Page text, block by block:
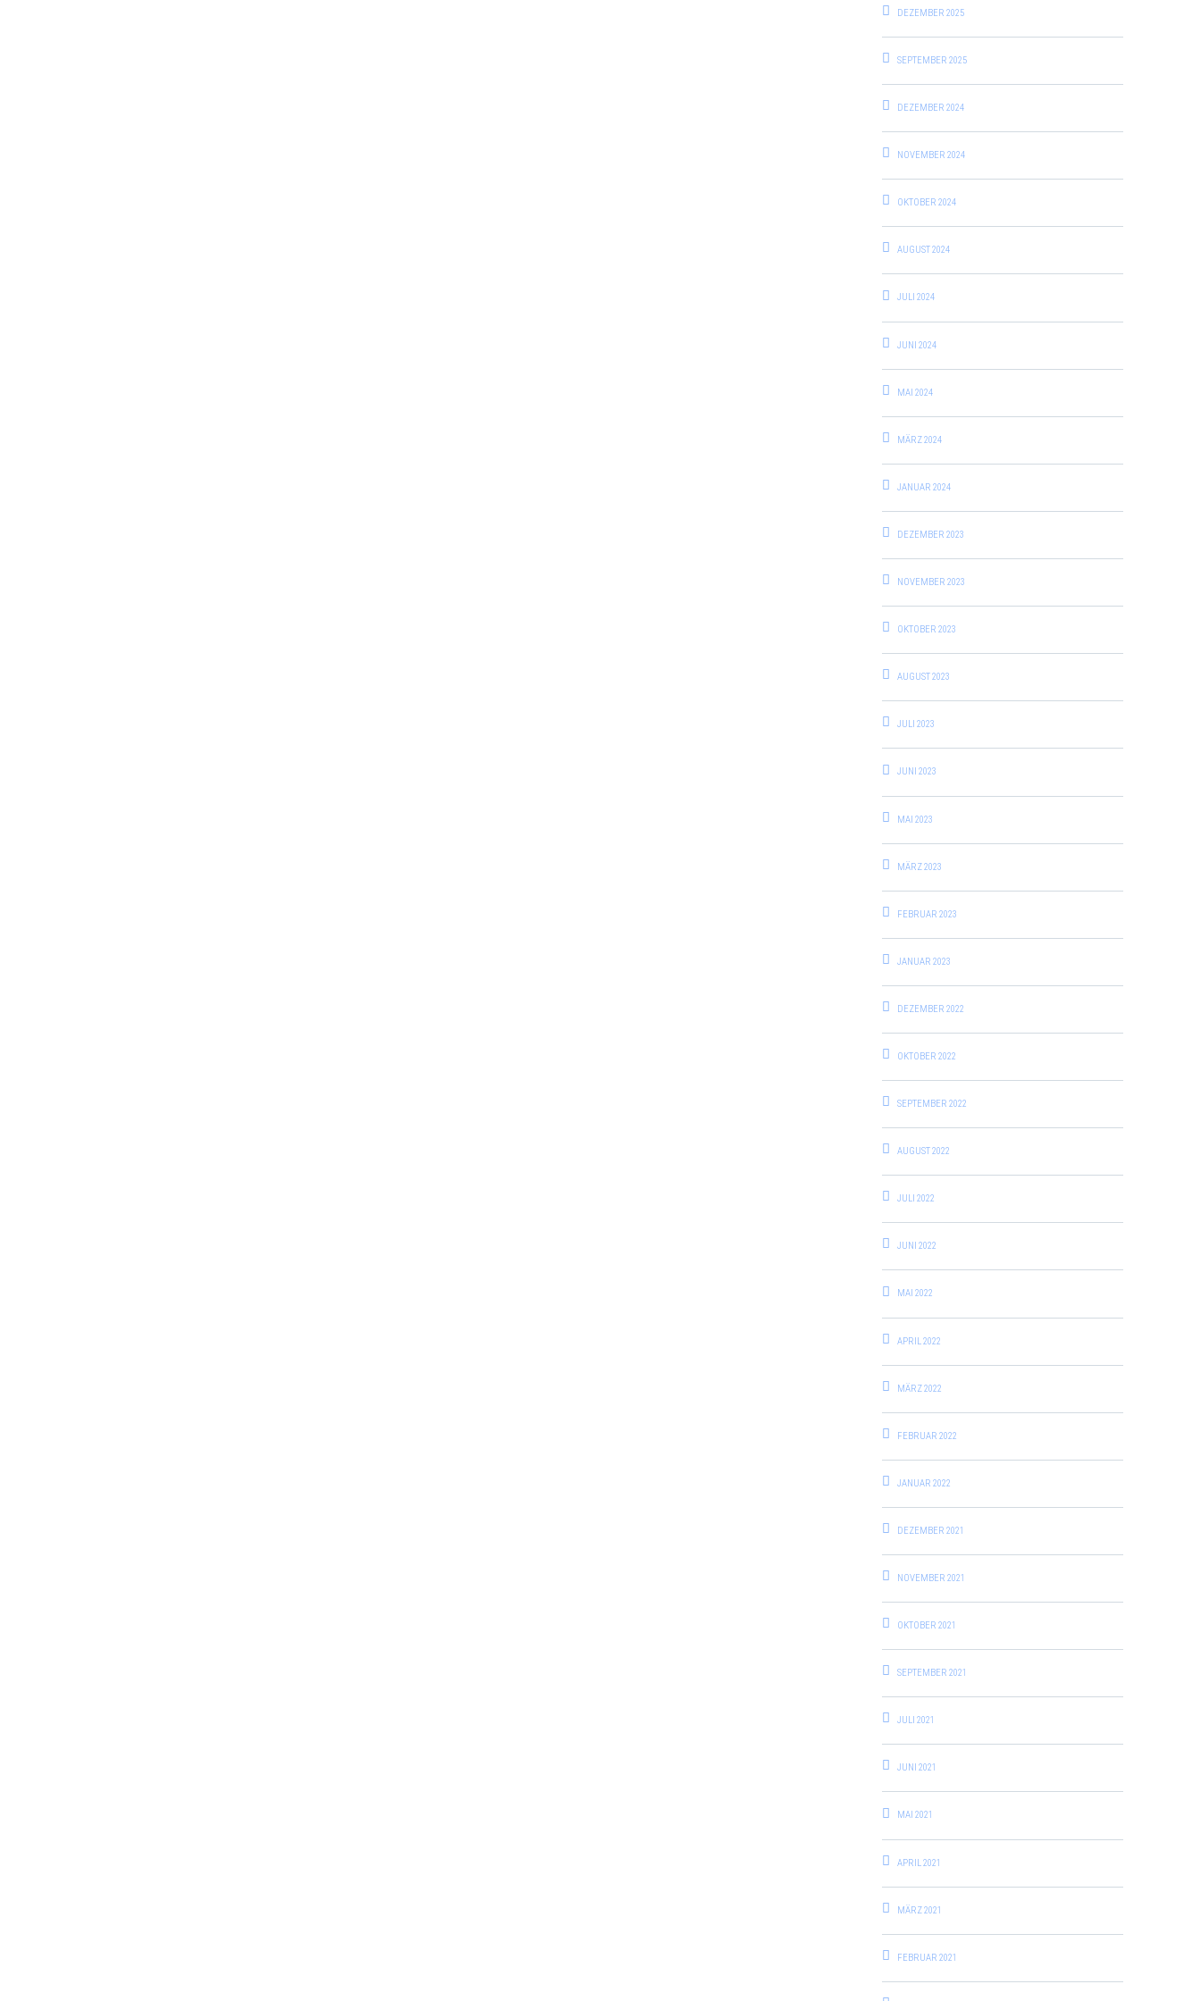
DEZEMBER 2025
SEPTEMBER 2025
DEZEMBER 2024
NOVEMBER 2024
OKTOBER 2024
AUGUST 2024
JULI 2024
JUNI 2024
MAI 2024
MÄRZ 2024
JANUAR 2024
DEZEMBER 2023
NOVEMBER 2023
OKTOBER 2023
AUGUST 2023
JULI 2023
JUNI 2023
MAI 2023
MÄRZ 2023
FEBRUAR 2023
JANUAR 2023
DEZEMBER 2022
OKTOBER 2022
SEPTEMBER 2022
AUGUST 2022
JULI 2022
JUNI 2022
MAI 2022
APRIL 2022
MÄRZ 2022
FEBRUAR 2022
JANUAR 2022
DEZEMBER 2021
NOVEMBER 2021
OKTOBER 2021
SEPTEMBER 2021
JULI 2021
JUNI 2021
MAI 2021
APRIL 2021
MÄRZ 2021
FEBRUAR 2021